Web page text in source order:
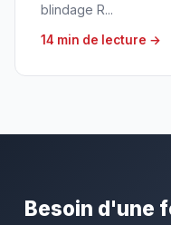
blindage R...
14 min de lecture →
Besoin d'une